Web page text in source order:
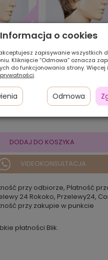
1
DODAJ DO KOSZYKA
VIDEOKONSULTACJA
przy odbiorze, Płatność
24 Rokoko, Przelewy24,
przy zakupie w punkcie
płatności Blik.
Informacja o cookies
zapisywanie wszystkich
Kliknięcie “Odmowa” oznacza
do funkcjonowania strony. Więcej
.
Odmowa